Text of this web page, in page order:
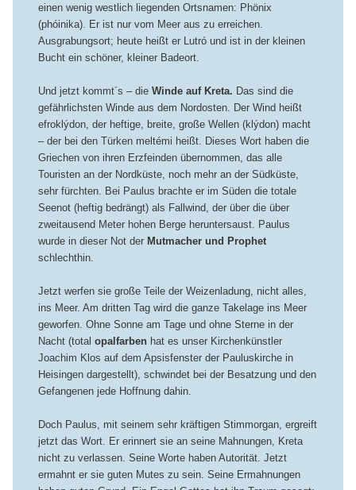
einen wenig westlich liegenden Ortsnamen: Phönix
(phóinika). Er ist nur vom Meer aus zu erreichen.
Ausgrabungsort; heute heißt er Lutró und ist in der kleinen
Bucht ein schöner, kleiner Badeort.
Und jetzt kommt´s – die Winde auf Kreta. Das sind die
gefährlichsten Winde aus dem Nordosten. Der Wind heißt
efroklýdon, der heftige, breite, große Wellen (klýdon) macht
– der bei den Türken meltémi heißt. Dieses Wort haben die
Griechen von ihren Erzfeinden übernommen, das alle
Touristen an der Nordküste, noch mehr an der Südküste,
sehr fürchten. Bei Paulus brachte er im Süden die totale
Seenot (heftig bedrängt) als Fallwind, der über die über
zweitausend Meter hohen Berge heruntersaust. Paulus
wurde in dieser Not der Mutmacher und Prophet
schlechthin.
Jetzt werfen sie große Teile der Weizenladung, nicht alles,
ins Meer. Am dritten Tag wird die ganze Takelage ins Meer
geworfen. Ohne Sonne am Tage und ohne Sterne in der
Nacht (total opalfarbenhat es unser Kirchenkünstler
Joachim Klos auf dem Apsisfenster der Pauluskirche in
Heisingen dargestellt), schwindet bei der Besatzung und den
Gefangenen jede Hoffnung dahin.
Doch Paulus, mit seinem sehr kräftigen Stimmorgan, ergreift
jetzt das Wort. Er erinnert sie an seine Mahnungen, Kreta
nicht zu verlassen. Seine Worte haben Autorität. Jetzt
ermahnt er sie guten Mutes zu sein. Seine Ermahnungen